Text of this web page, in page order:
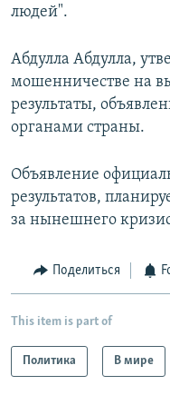
людей".
Абдулла Абдулла,
мошенничестве на
результаты,
органами страны.
Объявление
результатов,
за нынешнего
Поделиться
This item is part of
Политика В мире